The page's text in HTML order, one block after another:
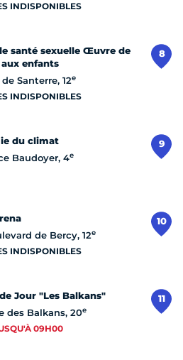
INDISPONIBLES
8
santé sexuelle Œuvre de
enfants
Santerre, 12e
INDISPONIBLES
9
du climat
Baudoyer, 4e
10
de Bercy, 12e
INDISPONIBLES
11
Jour "Les Balkans"
des Balkans, 20e
09H00